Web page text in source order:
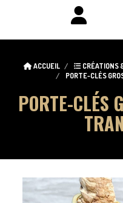
ACCUEIL CRÉATIONS
PORTE-CLÉS
PORTE-CLÉS